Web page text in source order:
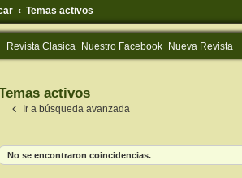
Temas activos
Revista Clasica Nuestro Facebook Nueva Revista
activos
Ir a búsqueda avanzada
No se encontraron coincidencias.